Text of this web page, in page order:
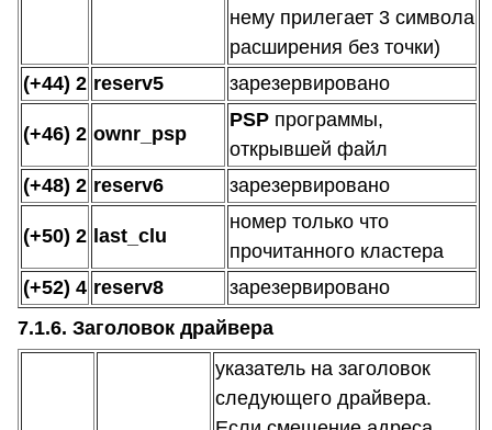
нему прилегает 3 символа
расширения без точки)
(+44) 2 reserv5 зарезервировано
(+46) 2 ownr_psp
PSP программы,
открывшей файл
(+48) 2 reserv6 зарезервировано
(+50) 2 last_clu
номер только что
прочитанного кластера
(+52) 4 reserv8
зарезервировано
7.1.6. Заголовок драйвера
указатель на заголовок
следующего драйвера.